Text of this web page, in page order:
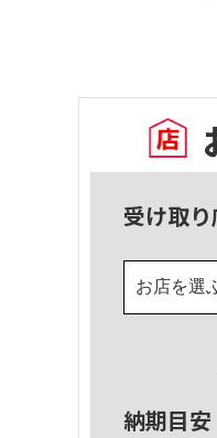
受け取り
お店を選
納期目安